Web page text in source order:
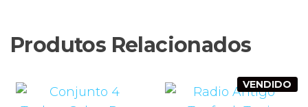
Produtos Relacionados
VENDIDO